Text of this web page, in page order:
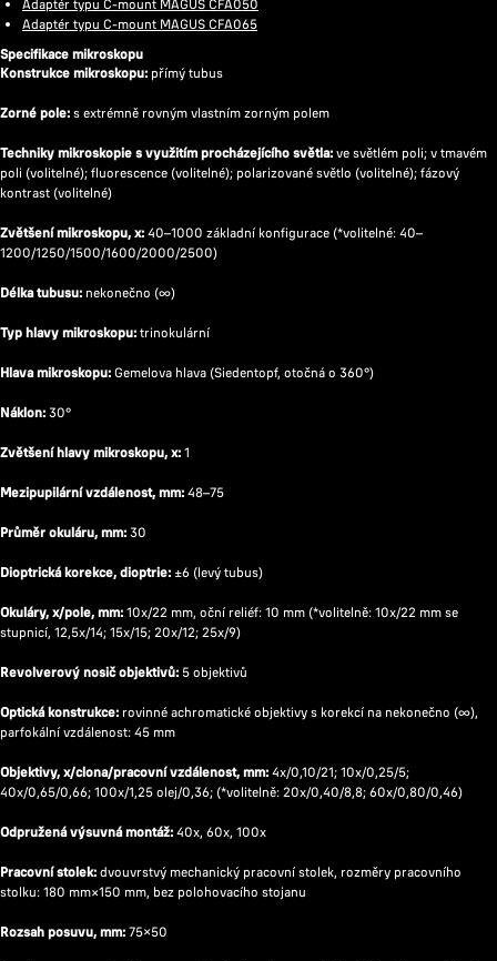
Adaptér typu C-mount MAGUS CFA050
Adaptér typu C-mount MAGUS CFA065
Specifikace mikroskopu
Konstrukce mikroskopu: přímý tubus
Zorné pole: s extrémně rovným vlastním zorným polem
Techniky mikroskopie s využitím procházejícího světla: ve světlém poli; v tmavém
poli (volitelné); fluorescence (volitelné); polarizované světlo (volitelné); fázový
kontrast (volitelné)
Zvětšení mikroskopu, x: 40–1000 základní konfigurace (*volitelné: 40–
1200/1250/1500/1600/2000/2500)
Délka tubusu: nekonečno (∞)
Typ hlavy mikroskopu: trinokulární
Hlava mikroskopu: Gemelova hlava (Siedentopf, otočná o 360°)
Náklon: 30°
Zvětšení hlavy mikroskopu, x: 1
Mezipupilární vzdálenost, mm: 48–75
Průměr okuláru, mm: 30
Dioptrická korekce, dioptrie: ±6 (levý tubus)
Okuláry, x/pole, mm: 10x/22 mm, oční reliéf: 10 mm (*volitelně: 10x/22 mm se
stupnicí, 12,5x/14; 15x/15; 20x/12; 25x/9)
Revolverový nosič objektivů: 5 objektivů
Optická konstrukce: rovinné achromatické objektivy s korekcí na nekonečno (∞),
parfokální vzdálenost: 45 mm
Objektivy, x/clona/pracovní vzdálenost, mm: 4x/0,10/21; 10x/0,25/5;
40x/0,65/0,66; 100x/1,25 olej/0,36; (*volitelně: 20x/0,40/8,8; 60x/0,80/0,46)
Odpružená výsuvná montáž: 40x, 60x, 100x
Pracovní stolek: dvouvrstvý mechanický pracovní stolek, rozměry pracovního
stolku: 180 mm×150 mm, bez polohovacího stojanu
Rozsah posuvu, mm: 75×50